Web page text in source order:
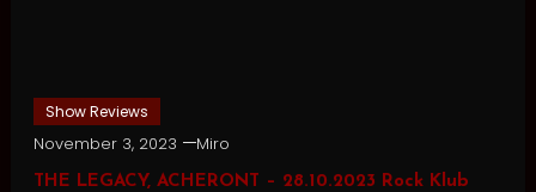
Show Reviews
November 3, 2023 Miro
THE LEGACY, ACHERONT – 28.10.2023 Rock Klub